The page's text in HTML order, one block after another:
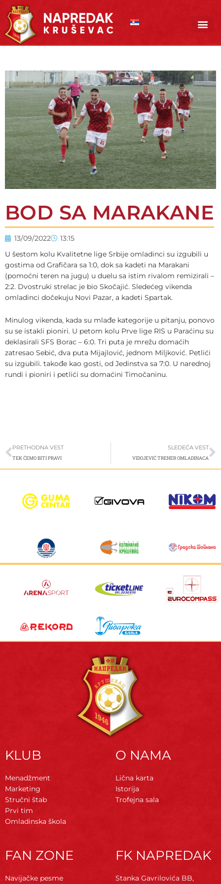
Pređi
na
sadržaj
BOD SA MARAKANE
13/09/2022
13:15
U šestom kolu Kvalitetne lige Srbije omladinci su izgubili u
gostima od Grafičara sa 1:0, dok sa kadeti na Marakani
(pomoćni teren na jugu) u duelu sa istim rivalom remizirali –
2:2. Dvostruki strelac je bio Skočajić. Sledećeg vikenda
omladinci dočekuju Novi Pazar, a kadeti Spartak.
Minulog vikenda, kada su mlađe kategorije u pitanju, ponovo
su se istakli pioniri. U petom kolu Prve lige RIS u Paraćinu su
deklasirali SFS Borac – 6:0. Tri puta je mrežu domaćih
zatresao Sebić, dva puta Mijajlović, jednom Miljković. Petlići
su izgubili. takođe kao gosti, od Jedinstva sa 7:0. U narednoj
rundi i pioniri i petlići su domaćini Timočaninu.
Prev
PRETHODNA VEST
TEK ĆEMO BITI PRAVI
SLEDEĆA VEST
VIDOJEVIĆ TRENER OMLADINACA
KLUB
Menadžment
Marketing
Stručni štab
Prvi tim
Omladinska škola
O NAMA
Lična karta
Istorija
Trofejna sala
FAN ZONE
Navijačke pesme
FK NAPREDAK
Stanka Gavrilovića BB,